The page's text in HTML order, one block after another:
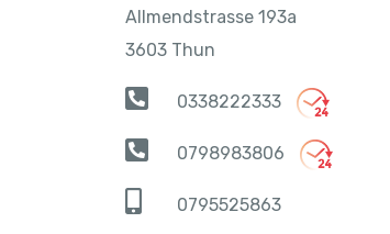
Allmendstrasse 193a
3603 Thun
0338222333
0798983806
0795525863